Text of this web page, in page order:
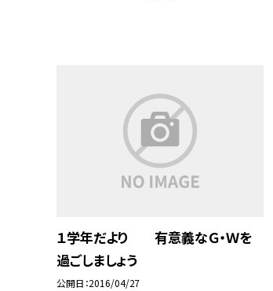
１学年だより 有意義なＧ・Ｗを
過ごしましょう
公開日 2016/04/27